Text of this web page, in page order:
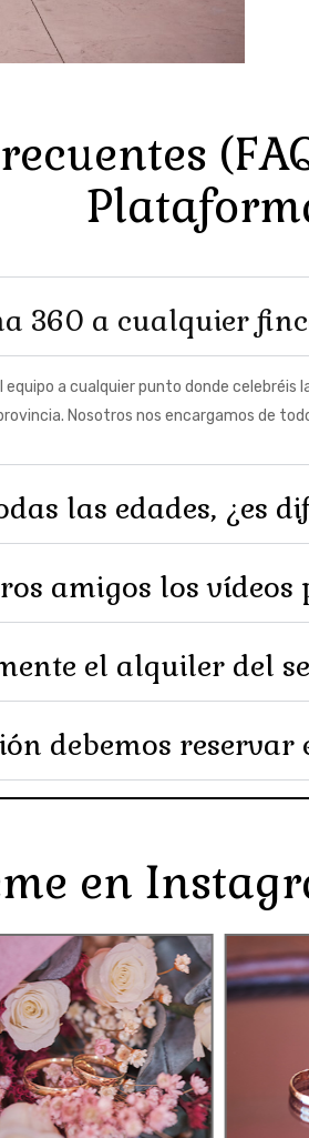
360 a cualquier
equipo a cualquier punto donde
Nosotros nos encargamos de
las edades, ¿es
amigos los
el alquiler del
debemos
en